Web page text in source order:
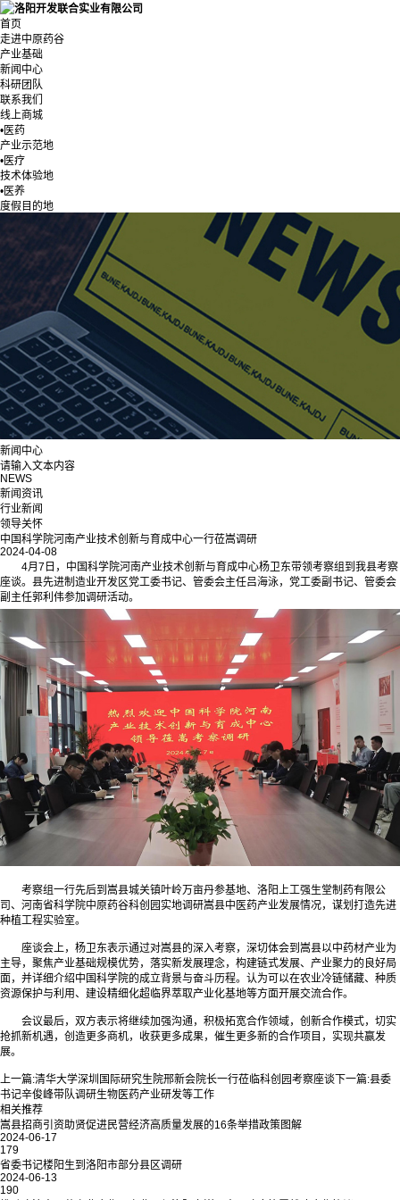
首页
走进中原药谷
产业基础
新闻中心
科研团队
联系我们
线上商城
•医药
产业示范地
•医疗
技术体验地
•医养
度假目的地
新闻中心
请输入文本内容
NEWS
新闻资讯
行业新闻
领导关怀
中国科学院河南产业技术创新与育成中心一行莅嵩调研
2024-04-08
4月7日，中国科学院河南产业技术创新与育成中心杨卫东带领考察组到我县考察
座谈。县先进制造业开发区党工委书记、管委会主任吕海泳，党工委副书记、管委会
副主任郭利伟参加调研活动。
考察组一行先后到嵩县城关镇叶岭万亩丹参基地、洛阳上工强生堂制药有限公
司、河南省科学院中原药谷科创园实地调研嵩县中医药产业发展情况，谋划打造先进
种植工程实验室。
座谈会上，杨卫东表示通过对嵩县的深入考察，深切体会到嵩县以中药材产业为
主导，聚焦产业基础规模优势，落实新发展理念，构建链式发展、产业聚力的良好局
面，并详细介绍中国科学院的成立背景与奋斗历程。认为可以在农业冷链储藏、种质
资源保护与利用、建设精细化超临界萃取产业化基地等方面开展交流合作。
会议最后，双方表示将继续加强沟通，积极拓宽合作领域，创新合作模式，切实
抢抓新机遇，创造更多商机，收获更多成果，催生更多新的合作项目，实现共赢发
展。
上一篇:清华大学深圳国际研究生院邢新会院长一行莅临科创园考察座谈 下一篇:县委
书记辛俊峰带队调研生物医药产业研发等工作
相关推荐
嵩县招商引资助贤促进民营经济高质量发展的16条举措政策图解
2024-06-17
179
省委书记楼阳生到洛阳市部分县区调研
2024-06-13
190